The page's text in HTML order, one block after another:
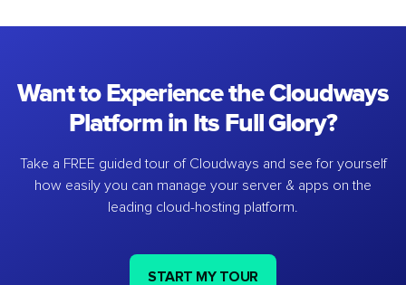
Want to Experience the Cloudways
Platform in Its Full Glory?
Take a FREE guided tour of Cloudways and see for yourself
how easily you can manage your server & apps on the
leading cloud-hosting platform.
START MY TOUR